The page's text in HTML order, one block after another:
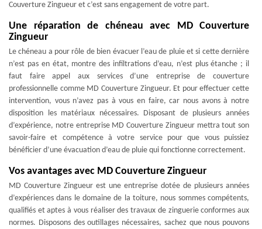
Couverture Zingueur et c’est sans engagement de votre part.
Une réparation de chéneau avec MD Couverture
Zingueur
Le chéneau a pour rôle de bien évacuer l’eau de pluie et si cette dernière
n’est pas en état, montre des infiltrations d’eau, n’est plus étanche ; il
faut faire appel aux services d’une entreprise de couverture
professionnelle comme MD Couverture Zingueur. Et pour effectuer cette
intervention, vous n’avez pas à vous en faire, car nous avons à notre
disposition les matériaux nécessaires. Disposant de plusieurs années
d’expérience, notre entreprise MD Couverture Zingueur mettra tout son
savoir-faire et compétence à votre service pour que vous puissiez
bénéficier d’une évacuation d’eau de pluie qui fonctionne correctement.
Vos avantages avec MD Couverture Zingueur
MD Couverture Zingueur est une entreprise dotée de plusieurs années
d’expériences dans le domaine de la toiture, nous sommes compétents,
qualifiés et aptes à vous réaliser des travaux de zinguerie conformes aux
normes. Disposons des outillages nécessaires, sachez que nous pouvons